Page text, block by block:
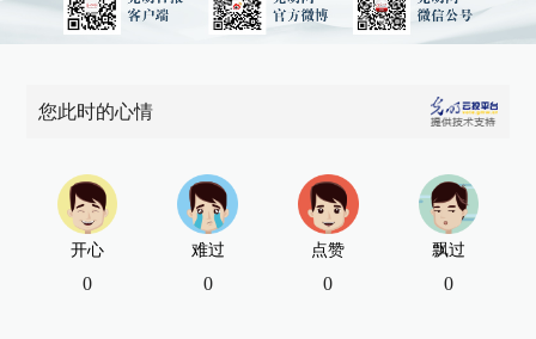
您此时的心情
开心
0
难过
0
点赞
0
飘过
0